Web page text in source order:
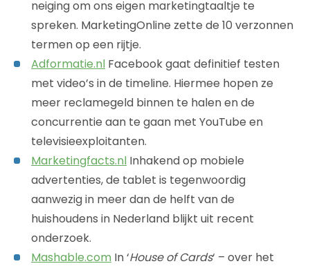
neiging om ons eigen marketingtaaltje te
spreken. MarketingOnline zette de 10 verzonnen
termen op een rijtje.
Adformatie.nl Facebook gaat definitief testen
met video’s in de timeline. Hiermee hopen ze
meer reclamegeld binnen te halen en de
concurrentie aan te gaan met YouTube en
televisieexploitanten.
Marketingfacts.nl Inhakend op mobiele
advertenties, de tablet is tegenwoordig
aanwezig in meer dan de helft van de
huishoudens in Nederland blijkt uit recent
onderzoek.
Mashable.com In ‘House of Cards‘ – over het